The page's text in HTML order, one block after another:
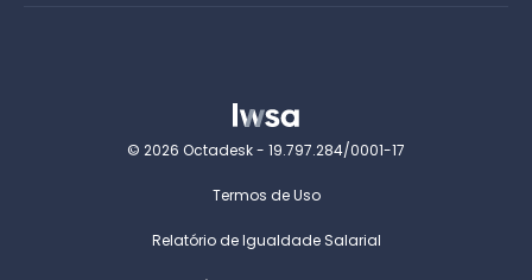
© 2026 Octadesk - 19.797.284/0001-17
Termos de Uso
Relatório de Igualdade Salarial